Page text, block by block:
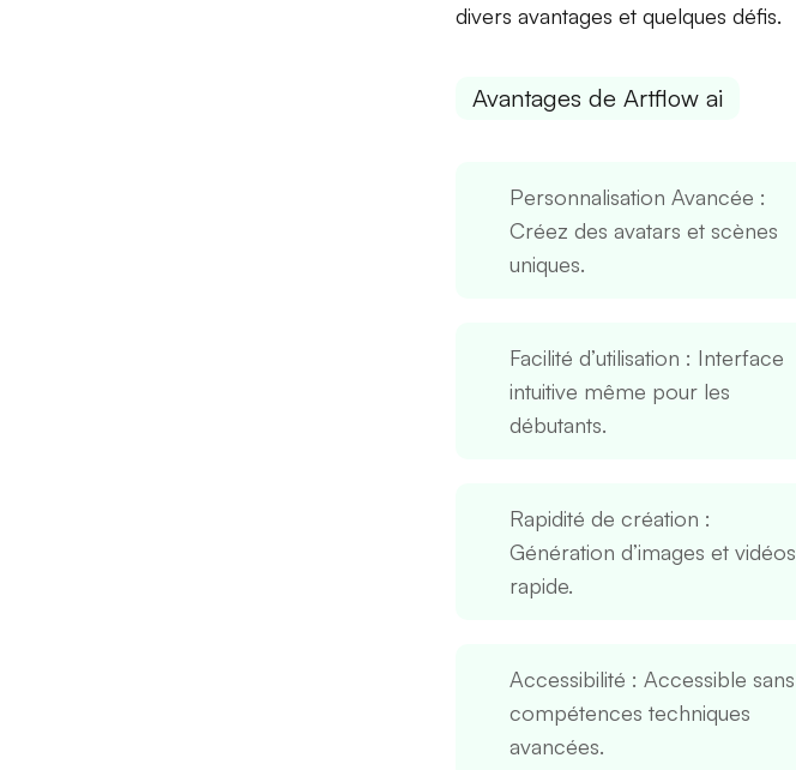
divers avantages et quelques défis.
Avantages de Artflow ai
Personnalisation Avancée :
Créez des avatars et scènes
uniques.
Facilité d’utilisation : Interface
intuitive même pour les
débutants.
Rapidité de création :
Génération d’images et vidéos
rapide.
Accessibilité : Accessible sans
compétences techniques
avancées.